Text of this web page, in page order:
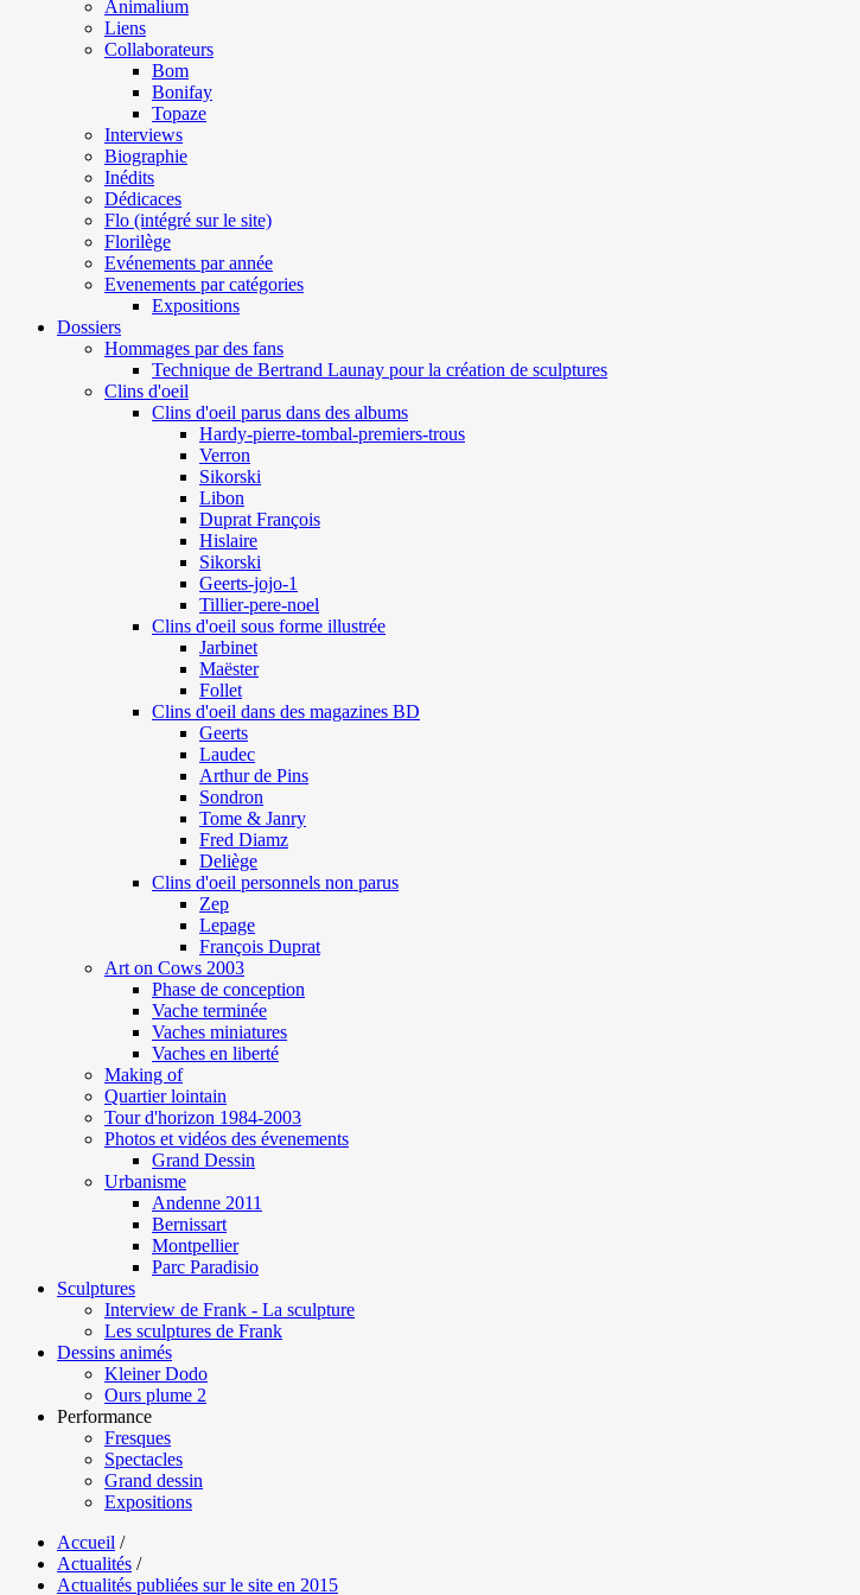
Animalium
Liens
Collaborateurs
Bom
Bonifay
Topaze
Interviews
Biographie
Inédits
Dédicaces
Flo (intégré sur le site)
Florilège
Evénements par année
Evenements par catégories
Expositions
Dossiers
Hommages par des fans
Technique de Bertrand Launay pour la création de sculptures
Clins d'oeil
Clins d'oeil parus dans des albums
Hardy-pierre-tombal-premiers-trous
Verron
Sikorski
Libon
Duprat François
Hislaire
Sikorski
Geerts-jojo-1
Tillier-pere-noel
Clins d'oeil sous forme illustrée
Jarbinet
Maëster
Follet
Clins d'oeil dans des magazines BD
Geerts
Laudec
Arthur de Pins
Sondron
Tome & Janry
Fred Diamz
Deliège
Clins d'oeil personnels non parus
Zep
Lepage
François Duprat
Art on Cows 2003
Phase de conception
Vache terminée
Vaches miniatures
Vaches en liberté
Making of
Quartier lointain
Tour d'horizon 1984-2003
Photos et vidéos des évenements
Grand Dessin
Urbanisme
Andenne 2011
Bernissart
Montpellier
Parc Paradisio
Sculptures
Interview de Frank - La sculpture
Les sculptures de Frank
Dessins animés
Kleiner Dodo
Ours plume 2
Performance
Fresques
Spectacles
Grand dessin
Expositions
Accueil /
Actualités /
Actualités publiées sur le site en 2015